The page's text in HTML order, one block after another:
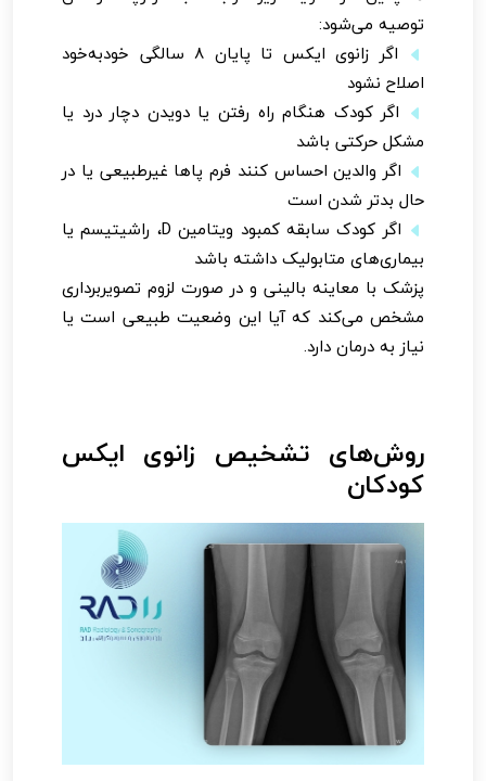
توصیه می‌شود:
اگر زانوی ایکس تا پایان ۸ سالگی خودبه‌خود
اصلاح نشود
اگر کودک هنگام راه رفتن یا دویدن دچار درد یا
مشکل حرکتی باشد
اگر والدین احساس کنند فرم پاها غیرطبیعی یا در
حال بدتر شدن است
اگر کودک سابقه کمبود ویتامین D، راشیتیسم یا
بیماری‌های متابولیک داشته باشد
پزشک با معاینه بالینی و در صورت لزوم تصویربرداری
مشخص می‌کند که آیا این وضعیت طبیعی است یا
نیاز به درمان دارد.
روش‌های تشخیص زانوی ایکس
کودکان